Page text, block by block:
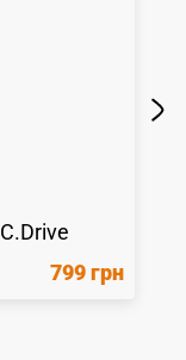
C.Drive
799 грн